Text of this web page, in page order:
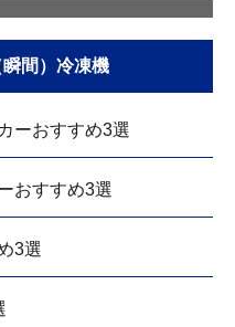
瞬間）冷凍機
ーおすすめ3選
おすすめ3選
3選